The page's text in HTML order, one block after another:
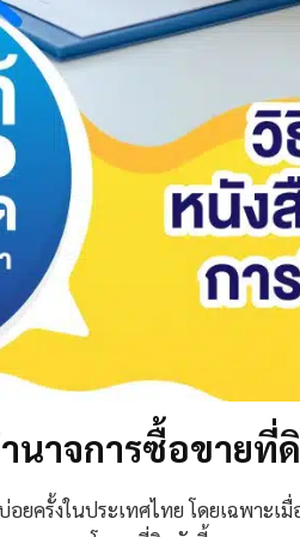
นาจการซื้อขายที่
ยครั้งในประเทศไทย โดยเฉพาะ